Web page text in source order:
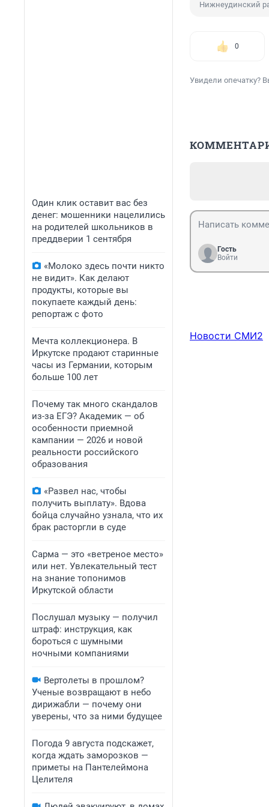
Один клик оставит вас без
денег: мошенники нацелились
на родителей школьников в
преддверии 1 сентября
«Молоко здесь почти никто
не видит». Как делают
продукты, которые вы
покупаете каждый день:
репортаж с фото
Мечта коллекционера. В
Иркутске продают старинные
часы из Германии, которым
больше 100 лет
Почему так много скандалов
из-за ЕГЭ? Академик — об
особенности приемной
кампании — 2026 и новой
реальности российского
образования
«Развел нас, чтобы
получить выплату». Вдова
бойца случайно узнала, что их
брак расторгли в суде
Сарма — это «ветреное место»
или нет. Увлекательный тест
на знание топонимов
Иркутской области
Послушал музыку — получил
штраф: инструкция, как
бороться с шумными
ночными компаниями
Вертолеты в прошлом?
Ученые возвращают в небо
дирижабли — почему они
уверены, что за ними будущее
Погода 9 августа подскажет,
когда ждать заморозков —
приметы на Пантелеймона
Целителя
Нижнеудинский
0
Увидели опечатку?
Гость
Войти
Новости СМИ2